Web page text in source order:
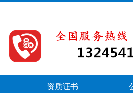
资质证书